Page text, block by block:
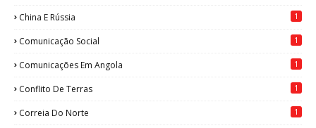
China E Rússia 1
Comunicação Social 1
Comunicações Em Angola 1
Conflito De Terras 1
Correia Do Norte 1